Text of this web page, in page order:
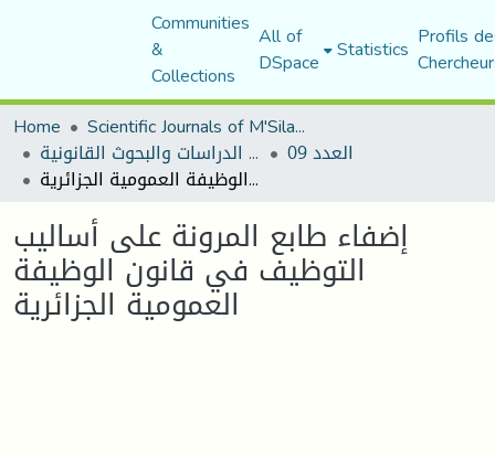
Communities
&
Collections
All of
DSpace Statistics Profils
Home
Scientific Journals of M'Sila University
مجلة الدراسات والبحوث القانونية العدد 09
إضفاء طابع المرونة على أساليب التوظيف في قانون الوظيفة العمومية الجزائرية
إضفاء طابع المرونة على أساليب
التوظيف في قانون الوظيفة
العمومية الجزائرية